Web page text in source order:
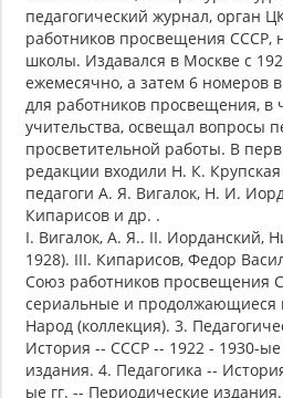
педагогический журнал, орган
работников просвещения СССР,
школы. Издавался в Москве с
ежемесячно, а затем 6 номеров
для работников просвещения, в
учительства, освещал вопросы
просветительной работы. В
редакции входили Н. К.
педагоги А. Я. Вигалок, Н. И.
Кипарисов и др. .
I. Вигалок, А. Я.. II. Иорданский,
1928). III. Кипарисов, Федор
Союз работников просвещения
сериальные и продолжающиеся
Народ (коллекция). 3.
История -- СССР -- 1922 - 1930-
издания. 4. Педагогика --
ые гг. -- Периодические